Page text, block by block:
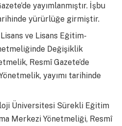
yayımlanmıştır. İşbu
yürürlüğe girmiştir.
ve Lisans Eğitim-
Değişiklik
Resmî Gazete’de
yayımı tarihinde
Üniversitesi Sürekli Eğitim
Merkezi Yönetmeliği, Resmî